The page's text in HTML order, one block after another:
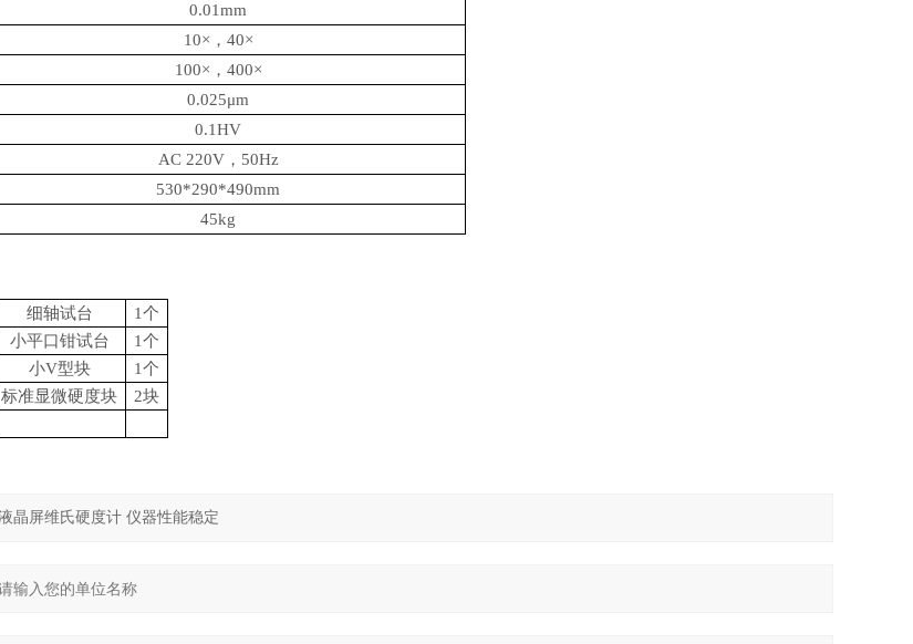
0.01mm
10×，40×
100×，400×
0.025μm
0.1HV
AC 220V，50Hz
530*290*490mm
45kg
细轴试台
1个
小平口钳试台
1个
小V型块
1个
标准显微硬度块
2块